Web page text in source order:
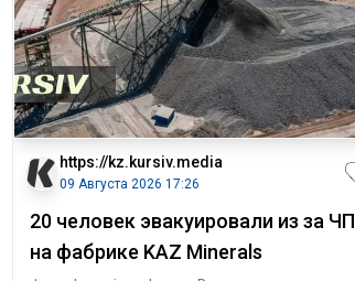
https://kz.kursiv.media
09 Августа 2026 17:26
20 человек эвакуировали из за ЧП
на фабрике KAZ Minerals